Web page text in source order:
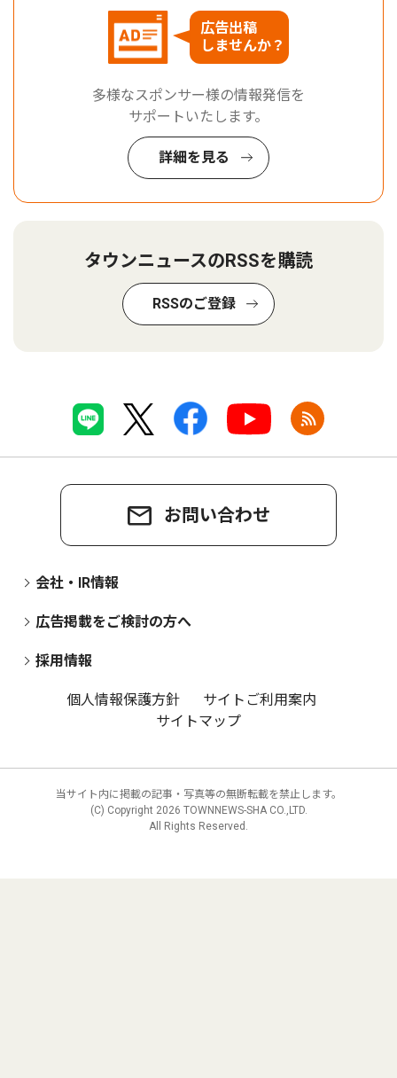
広告出稿
しませんか？
多様なスポンサー様の情報発信を
サポートいたします。
詳細を見る
タウンニュースのRSSを購読
RSSのご登録
お問い合わせ
会社・IR情報
広告掲載をご検討の方へ
採用情報
個人情報保護方針
サイトご利用案内
サイトマップ
当サイト内に掲載の記事・写真等の無断転載を禁止します。
(C) Copyright 2026 TOWNNEWS-SHA CO.,LTD.
All Rights Reserved.